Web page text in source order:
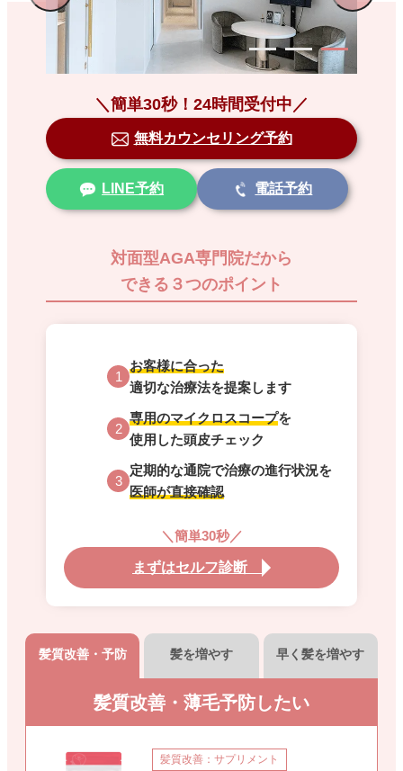
＼簡単30秒！24時間受付中／
無料カウンセリング予約
LINE予約 電話予約
対面型AGA専門院だから
できる３つのポイント
1
お客様に合った
適切な治療法を提案します
2
専用のマイクロスコープを
使用した頭皮チェック
3
定期的な通院で治療の進行状況を
医師が直接確認
＼簡単30秒／
まずはセルフ診断
髪質改善・予防 髪を増やす 早く髪を増やす
髪質改善・薄毛予防したい
髪質改善：サプリメント